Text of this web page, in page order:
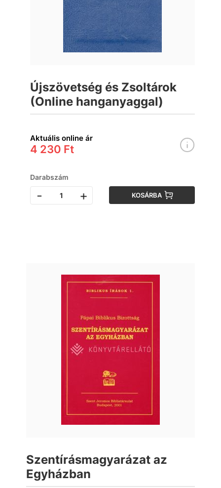
Újszövetség és Zsoltárok
(Online hanganyaggal)
Aktuális online ár
4 230 Ft
Darabszám
- + KOSÁRBA
Szentírásmagyarázat az
Egyházban